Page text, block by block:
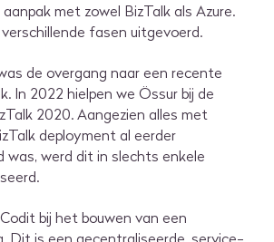
met zowel BizTalk als Azure.
fasen uitgevoerd.
de overgang naar een recente
In 2022 hielpen we Össur bij de
2020. Aangezien alles met
deployment al eerder
was, werd dit in slechts enkele
bij het bouwen van een